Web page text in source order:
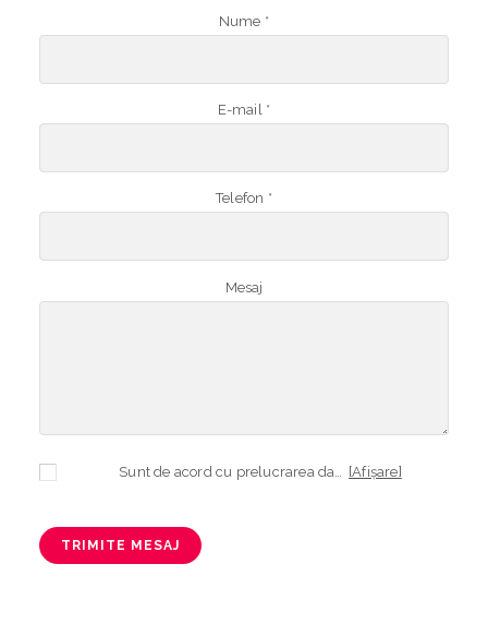
Nume *
E-mail *
Telefon *
Mesaj
[Afișare]
TRIMITE MESAJ